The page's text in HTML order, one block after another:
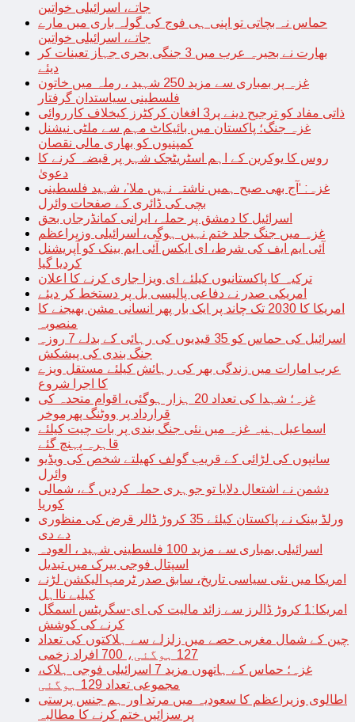
جاتے، اسرائیلی خواتین
حماس نہ بچاتی تو اپنی ہی فوج کی گولہ باری میں مارے
جاتے، اسرائیلی خواتین
بھارت نے بحیرہ عرب میں 3 جنگی بحری جہاز تعینات کر
دیئے
غزہ پر بمباری سے مزید 250 شہید ، رملہ میں خاتون
فلسطینی سیاستدان گرفتار
ذاتی مفاد کو ترجیح دینے پر3 افغان کرکٹرز کیخلاف کارروائی
غزہ جنگ؛ پاکستان میں بائیکاٹ مہم سے ملٹی نیشنل
کمپنیوں کو بھاری مالی نقصان
روس کا یوکرین کے اہم اسٹریٹجک شہر پر قبضہ کرنے کا
دعویٰ
غزہ: ‘آج بھی صبح ہمیں ناشتہ نہیں ملا’، شہید فلسطینی
بچی کی ڈائری کے صفحات وائرل
اسرائیل کا دمشق پر حملہ، ایرانی کمانڈرجاں بحق
غزہ میں جنگ جلد ختم نہیں ہوگی، اسرائیلی وزیراعظم
آئی ایم ایف کی شرط، ای ایکس آئی ایم بینک کو آپریشنل
کردیا گیا
ترکیہ کا پاکستانیوں کیلئے ای ویزا جاری کرنے کا اعلان
امریکی صدر نے دفاعی پالیسی بل پر دستخط کر دیئے
امریکا کا 2030 تک چاند پر ایک بار پھر انسانی مشن بھیجنے کا
منصوبہ
اسرائیل کی حماس کو 35 قیدیوں کی رہائی کے بدلے 7 روزہ
جنگ بندی کی پیشکش
عرب امارات میں زندگی بھر کی رہائش کیلئے مستقل ویزے
کا اجرا شروع
غزہ؛ شہدا کی تعداد 20 ہزار ہوگئی، اقوام متحدہ کی
قرارداد پر ووٹنگ پھرموخر
اسماعیل ہنیہ غزہ میں نئی جنگ بندی پر بات چیت کیلئے
قاہرہ پہنچ گئے
سانپوں کی لڑائی کے قریب گولف کھیلتے شخص کی ویڈیو
وائرل
دشمن نے اشتعال دلایا تو جوہری حملہ کردیں گے، شمالی
کوریا
ورلڈ بینک نے پاکستان کیلئے 35 کروڑ ڈالر قرض کی منظوری
دے دی
اسرائیلی بمباری سے مزید 100 فلسطینی شہید ، العودہ
اسپتال فوجی بیرک میں تبدیل
امریکا میں نئی سیاسی تاریخ، سابق صدر ٹرمپ الیکشن لڑنے
کیلیے نااہل
امریکا:1 کروڑ ڈالرز سے زائد مالیت کی ای-سگریٹس اسمگل
کرنے کی کوشش
چین کے شمال مغربی حصے میں زلزلے سے ہلاکتوں کی تعداد
127 ہوگئی، 700 افراد زخمی
غزہ؛ حماس کے ہاتھوں مزید 7 اسرائیلی فوجی ہلاک،
مجموعی تعداد 129 ہوگئی
اطالوی وزیراعظم کا سعودیہ میں مرتد اور ہم جنس پرستی
پر سزائیں ختم کرنے کا مطالبہ